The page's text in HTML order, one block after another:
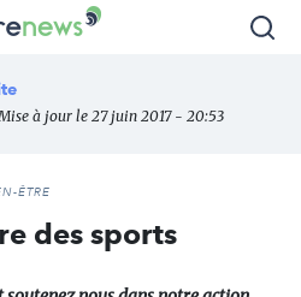
à jour le 27 juin 2017 - 20:53
ÊTRE
des sports